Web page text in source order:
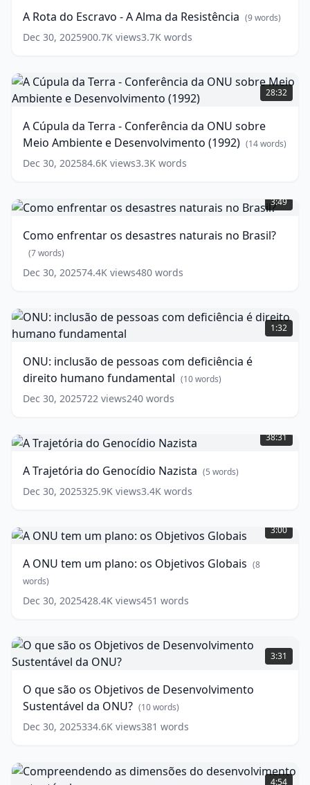
-
A
Resistência
A Rota do Escravo - A Alma da Resistência (9words)
Dec 30, 2025900.7K views3.7K words
A
Cúpula
da
-
Conferência
da
ONU
Meio
Ambiente
Desenvolvimento
(1992)
(14
28:32
A Cúpula da Terra - Conferência da ONU sobre
Meio Ambiente e Desenvolvimento (1992) (14words)
Dec 30, 202584.6K views3.3K words
enfrentar
os
naturais
no
Brasil?
3:49
Como enfrentar os desastres naturais no Brasil?
(7words)
Dec 30, 202574.4K views480 words
ONU:
inclusão
de
com
deficiência
é
direito
fundamental
words)
1:32
ONU: inclusão de pessoas com deficiência é
direito humano fundamental (10words)
Dec 30, 2025722 views240 words
Trajetória
do
Nazista (5
words)
38:31
A Trajetória do Genocídio Nazista (5 words)
Dec 30, 2025325.9K views3.4K words
ONU
tem
plano:
os
Objetivos
Globais
3:00
A ONU tem um plano: os Objetivos Globais (8
words)
Dec 30, 2025428.4K views451 words
O
que
são
Objetivos
de
Desenvolvimento
Sustentável
ONU?
(10
3:31
O que são os Objetivos de Desenvolvimento
Sustentável da ONU? (10words)
Dec 30, 2025334.6K views381 words
Compreendendo
as
4:54